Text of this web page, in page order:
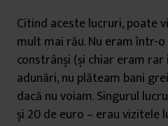
Citind acestelucruri, poate
mult mai rău. Nu eram într-
constrânși (și chiar eram
adunări, nu plăteam bani
dacă nu voiam. Singurul
și 20 de euro – erau vizitele